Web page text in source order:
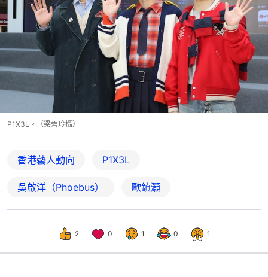
P1X3L。（梁碧玲攝）
香港藝人動向 P1X3L
吳啟洋（Phoebus） 歐鎮灝
2 0 1 0 1